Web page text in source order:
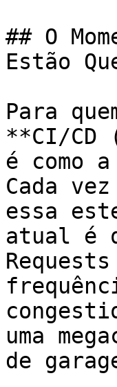
## O
Estão
Para
**CI/CD
é como
Cada
essa
atual é
uma
de